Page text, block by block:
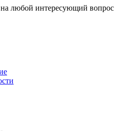
любой интересующий вопрос